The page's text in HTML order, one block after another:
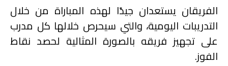
الفريقان يستعدان جيدًا لهذه المباراة من خلال
التدريبات اليومية، والتي سيحرص خلالها كل مدرب
على تجهيز فريقه بالصورة المثالية لحصد نقاط
الفوز.